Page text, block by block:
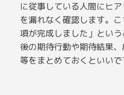
に従事している人間にヒ
を漏れなく確認します。
項が完成しました」とい
後の期待行動や期待結果
等をまとめておくといいで